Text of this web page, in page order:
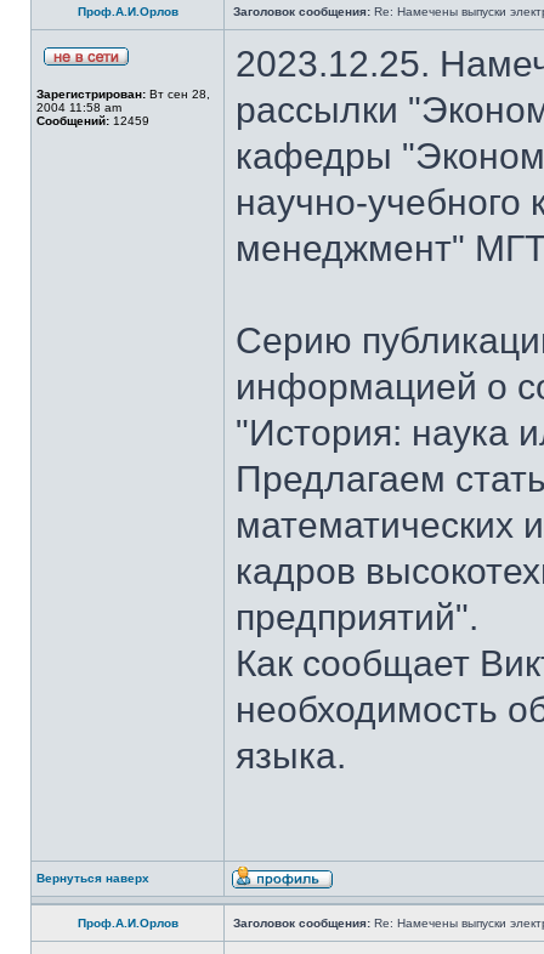
Проф.А.И.Орлов Заголовок сообщения: Re: Намечены выпуски
Зарегистрирован: Вт сен 28,
2004 11:58 am
Сообщений: 12459
2023.12.25.
рассылки
кафедры
научно-
менеджмент"
Серию
информацией о
"История: наука
Предлагаем
математических
кадров
предприятий".
Как сообщает
необходимость
языка.
Вернуться наверх
Проф.А.И.Орлов Заголовок сообщения: Re: Намечены выпуски